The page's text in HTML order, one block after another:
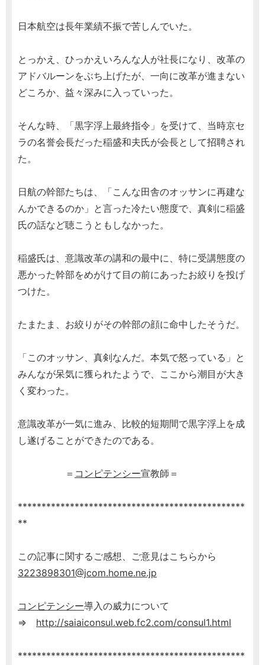
日本航空は長年業績不振で苦しんでいた。
とっかえ、ひっかえいろんな人が社長になり、改革の
アドバルーンをぶち上げたが、一向に改革が進まない
どころか、益々深みに入っていった。
そんな時、「黒字浮上最終指令」を受けて、当時京セ
ラの名誉会長だった稲盛和夫氏が会長として招聘され
た。
日航の幹部たちは、「こんな田舎のオッサンに再建な
んかできるのか」と言った冷たい態度で、真剣に稲盛
氏の話など聴こうともしなかった。
稲盛氏は、意識改革の講和の最中に、特に受講態度の
悪かった幹部をめがけて目の前にあったお絞りを投げ
つけた。
たまたま、お絞りがその幹部の顔に命中したそうだ。
「このオッサン、真剣なんだ。本気で怒っている」と
みんなが呆気に獲られたようで、ここから潮目が大き
く変わった。
意識改革が一気に進み、比較的短期間で黒字浮上を成
し遂げることができたのである。
＝ コンピテンシー宣教師＝
************************************************
**
この記事に関するご感想、ご意見はこちらから
3223898301@jcom.home.ne.jp
コンピテンシー導入の威力について
⇒ http://saiaiconsul.web.fc2.com/consul1.html
************************************************